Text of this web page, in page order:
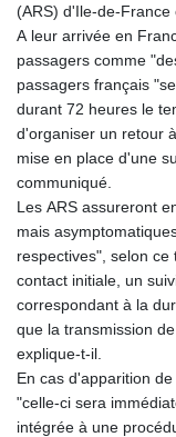
(ARS) d'Ile-de-France
A leur arrivée en
passagers comme
passagers français
durant 72 heures le
d'organiser un retour
mise en place d'une
communiqué.
Les ARS assureront
mais
respectives", selon
contact initiale, un
correspondant à la
que la transmission
explique-t-il.
En cas d'apparition
"celle-ci sera
intégrée à une